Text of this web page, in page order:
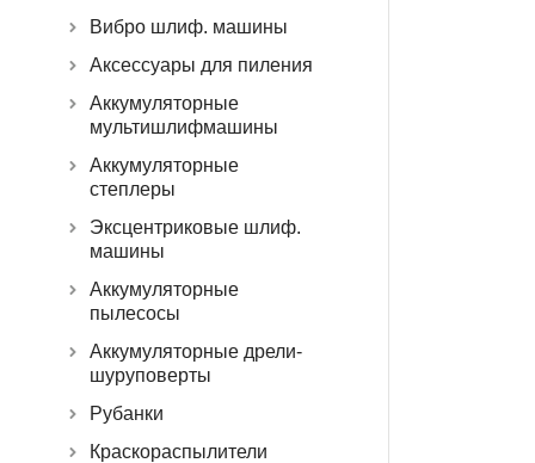
Вибро шлиф. машины
Аксессуары для пиления
Аккумуляторные
мультишлифмашины
Аккумуляторные
степлеры
Эксцентриковые шлиф.
машины
Аккумуляторные
пылесосы
Аккумуляторные дрели-
шуруповерты
Рубанки
Краскораспылители